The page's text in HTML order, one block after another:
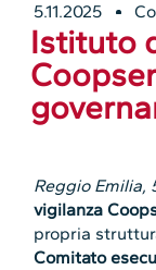
5.11.2025
Istituto
Reggio Emilia,
vigilanza
propria
Comitato